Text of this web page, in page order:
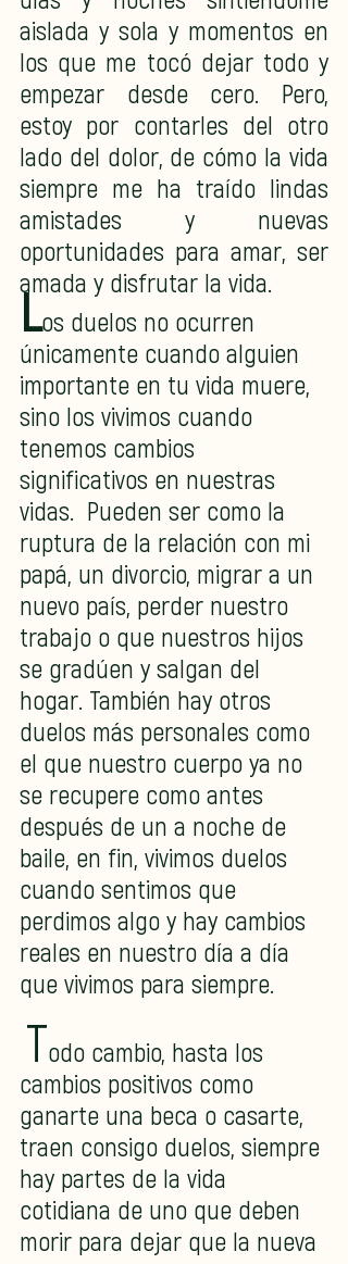
aislada y sola y momentos en
los que me tocó dejar todo y
empezar desde cero. Pero,
estoy por contarles del otro
lado del dolor, de cómo la vida
siempre me ha traído lindas
amistades y nuevas
oportunidades para amar, ser
amada y disfrutar la vida.
Los duelos no ocurren
únicamente cuando alguien
importante en tu vida muere,
sino los vivimos cuando
tenemos cambios
significativos en nuestras
vidas.  Pueden ser como la
ruptura de la relación con mi
papá, un divorcio, migrar a un
nuevo país, perder nuestro
trabajo o que nuestros hijos
se gradúen y salgan del
hogar. También hay otros
duelos más personales como
el que nuestro cuerpo ya no
se recupere como antes
después de un a noche de
baile, en fin, vivimos duelos
cuando sentimos que
perdimos algo y hay cambios
reales en nuestro día a día
que vivimos para siempre.
Todo cambio, hasta los
cambios positivos como
ganarte una beca o casarte,
traen consigo duelos, siempre
hay partes de la vida
cotidiana de uno que deben
morir para dejar que la nueva